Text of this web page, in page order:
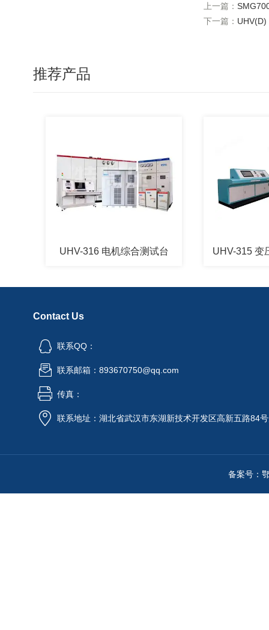
上一篇：
下一篇：
推荐产品
UHV-316 电机综合测试台 UHV-315 变压器
Contact Us
联系QQ：
联系邮箱：893670750@qq.com
传真：
联系地址：湖北省武汉市东湖新技术开发区高新五路84
备案号：